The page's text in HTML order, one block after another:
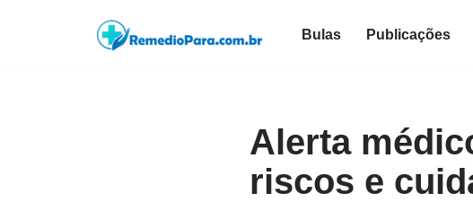
Bulas Publicações
Alerta
riscos e